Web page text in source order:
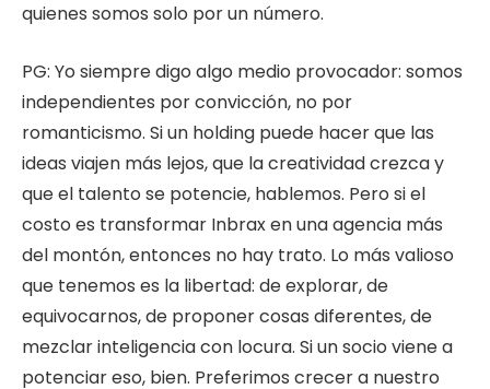
quienes somos solo por un número.
PG: Yo siempre digo algo medio provocador: somos
independientes por convicción, no por
romanticismo. Si un holding puede hacer que las
ideas viajen más lejos, que la creatividad crezca y
que el talento se potencie, hablemos. Pero si el
costo es transformar Inbrax en una agencia más
del montón, entonces no hay trato. Lo más valioso
que tenemos es la libertad: de explorar, de
equivocarnos, de proponer cosas diferentes, de
mezclar inteligencia con locura. Si un socio viene a
potenciar eso, bien. Preferimos crecer a nuestro